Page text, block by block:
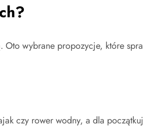
Oto wybrane propozycje, które
czy rower wodny, a dla